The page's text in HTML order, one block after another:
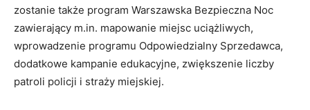
zostanie także program Warszawska Bezpieczna Noc
zawierający m.in. mapowanie miejsc uciążliwych,
wprowadzenie programu Odpowiedzialny Sprzedawca,
dodatkowe kampanie edukacyjne, zwiększenie liczby
patroli policji i straży miejskiej.